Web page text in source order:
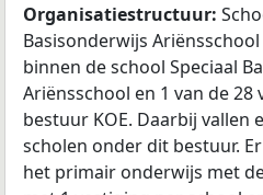
Organisatiestructuur:
Basisonderwijs
binnen de school Speciaal
Ariënsschool en 1 van de
bestuur KOE. Daarbij vallen
scholen onder dit bestuur.
het primair onderwijs met